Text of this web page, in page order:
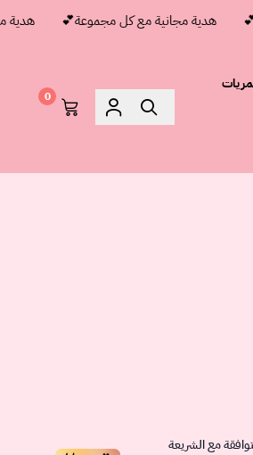
هدية مجانية مع كل مجموعة💕 هدية
0
مع الشريعة